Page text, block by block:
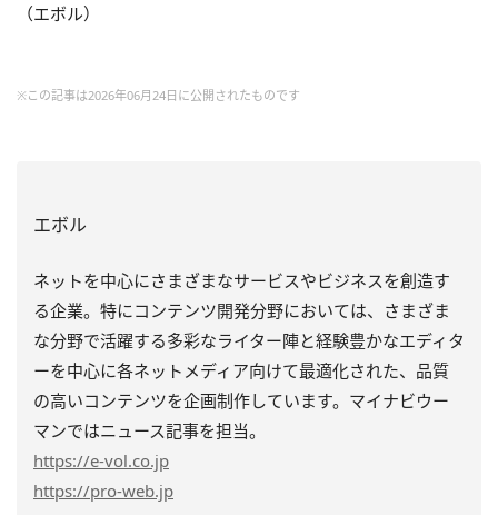
（エボル）
※この記事は2026年06月24日に公開されたものです
エボル
ネットを中心にさまざまなサービスやビジネスを創造す
る企業。特にコンテンツ開発分野においては、さまざま
な分野で活躍する多彩なライター陣と経験豊かなエディタ
ーを中心に各ネットメディア向けて最適化された、品質
の高いコンテンツを企画制作しています。マイナビウー
マンではニュース記事を担当。
https://e-vol.co.jp
https://pro-web.jp